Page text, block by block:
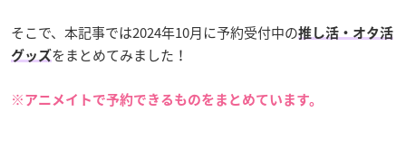
そこで、本記事では2024年10月に予約受付中の推し活・オタ活
グッズをまとめてみました！
※アニメイトで予約できるものをまとめています。